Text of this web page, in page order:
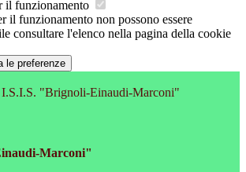
il funzionamento
il funzionamento non possono essere
consultare l'elenco nella pagina della cookie
le preferenze
I.S.I.S. "Brignoli-Einaudi-Marconi"
Marconi"